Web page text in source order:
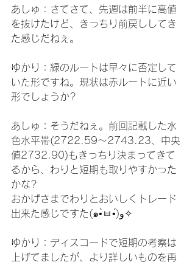
あしゅ：さてさて、先週は前半に高値
を抜けたけど、きっちり前戻ししてき
た感じだねぇ。
ゆかり：緑のルートは早々に否定して
いた形ですね。現状は赤ルートに近い
形でしょうか?
あしゅ：そうだねぇ。前回記載した水
色水平帯(2722.59〜2743.23、中央
値2732.90)もきっちり決まってきて
るから、わりと短期も取りやすかった
かな?
おかげさまでわりとおいしくトレード
出来た感じですた(๑•̀ㅂ•́)و✧
ゆかり：ディスコードで短期の考察は
上げてましたが、より詳しいものを再